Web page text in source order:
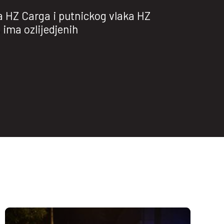
HZ Carga i putnickog vlaka HZ
ozlijedjenih
grupe Krila Oluje na 31.